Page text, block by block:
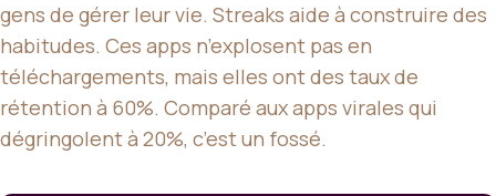
gens de gérer leur vie. Streaks aide à construire des
habitudes. Ces apps n’explosent pas en
téléchargements, mais elles ont des taux de
rétention à 60%. Comparé aux apps virales qui
dégringolent à 20%, c’est un fossé.